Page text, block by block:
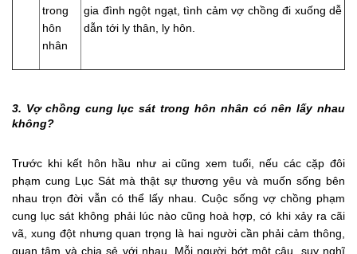
trong
hôn
nhân
gia đình ngột ngạt, tình cảm vợ chồng đi xuống dễ
dẫn tới ly thân, ly hôn.
3. Vợ chồng cung lục sát trong hôn nhân có nên lấy nhau
không?
Trước khi kết hôn hầu như ai cũng xem tuổi, nếu các cặp đôi
phạm cung Lục Sát mà thật sự thương yêu và muốn sống bên
nhau trọn đời vẫn có thể lấy nhau. Cuộc sống vợ chồng phạm
cung lục sát không phải lúc nào cũng hoà hợp, có khi xảy ra cãi
vã, xung đột nhưng quan trọng là hai người cần phải cảm thông,
quan tâm và chia sẻ với nhau. Mỗi người bớt một câu, suy nghĩ